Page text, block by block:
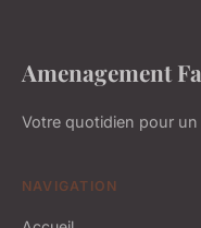
Amenagement
Votre quotidien pour
NAVIGATION